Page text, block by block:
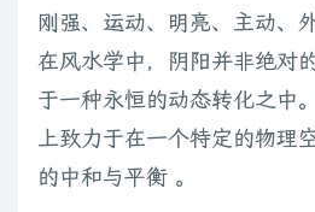
刚强、运动、明亮、主动、
在风水学中，阴阳并非绝对
于一种永恒的动态转化之中
上致力于在一个特定的物理
的中和与平衡 。